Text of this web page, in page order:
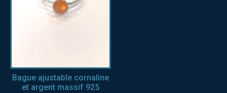
Bague ajustable cornaline
et argent massif 925